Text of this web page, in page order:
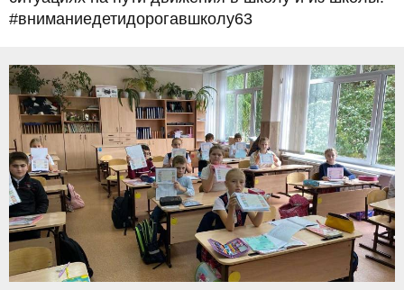
#вниманиедетидорогавшколу63